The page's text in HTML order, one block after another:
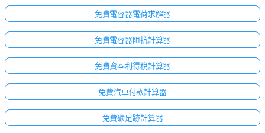
免費電容器電荷求解器
免費電容器阻抗計算器
免費資本利得稅計算器
免費汽車付款計算器
免費碳足跡計算器